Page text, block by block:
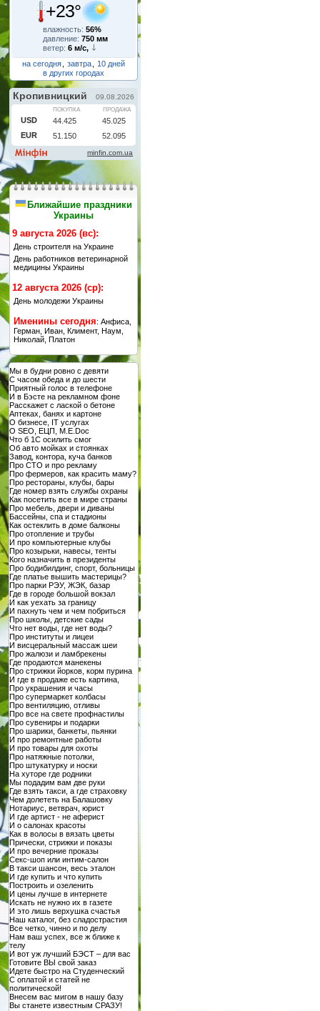
+23°
влажность: 56%
давление: 750 мм
ветер: 6 м/с,
на сегодня
завтра
10 дней
в других городах
Ближайшие праздники
Украины
9 августа 2026 (вс):
День строителя на Украине
День работников ветеринарной
медицины Украины
12 августа 2026 (ср):
День молодежи Украины
Именины сегодня: Анфиса,
Герман, Иван, Климент, Наум,
Николай, Платон
Мы в будни ровно с девяти
С часом обеда и до шести
Приятный голос в телефоне
И в Бэсте на рекламном фоне
Расскажет с лаской о бетоне
Аптеках, банях и картоне
О бизнесе, IT услугах
О SEO, ЕЦП, M.E.Doc
Что б 1С осилить смог
Об авто мойках и стоянках
Завод, контора, куча банков
Про СТО и про рекламу
Про фермеров, как красить маму?
Про рестораны, клубы, бары
Где номер взять службы охраны
Как посетить все в мире страны
Про мебель, двери и диваны
Бассейны, спа и стадионы
Как остеклить в доме балконы
Про отопление и трубы
И про компьютерные клубы
Про козырьки, навесы, тенты
Кого назначить в президенты
Про бодибилдинг, спорт, больницы
Где платье вышить мастерицы?
Про парки РЭУ, ЖЭК, базар
Где в городе большой вокзал
И как уехать за границу
И пахнуть чем и чем побриться
Про школы, детские сады
Что нет воды, где нет воды?
Про институты и лицеи
И висцеральный массаж шеи
Про жалюзи и ламбрекены
Где продаются манекены
Про стрижки йорков, корм пурина
И где в продаже есть картина,
Про украшения и часы
Про супермаркет колбасы
Про вентиляцию, отливы
Про все на свете профнастилы
Про сувениры и подарки
Про шарики, банкеты, пьянки
И про ремонтные работы
И про товары для охоты
Про натяжные потолки,
Про штукатурку и носки
На хуторе где родники
Мы подадим вам две руки
Где взять такси, а где страховку
Чем долететь на Балашовку
Нотариус, ветврач, юрист
И где артист - не аферист
И о салонах красоты
Как в волосы в вязать цветы
Прически, стрижки и показы
И про вечерние проказы
Секс-шоп или интим-салон
В такси шансон, весь эталон
И где купить и что купить
Построить и озеленить
И цены лучше в интернете
Искать не нужно их в газете
И это лишь верхушка счастья
Наш каталог, без сладострастия
Все четко, чинно и по делу
Нам ваш успех, все ж ближе к
телу
И вот уж лучший БЭСТ – для вас
Готовите ВЫ свой заказ
Идете быстро на Студенческий
С оплатой и статей не
политической!
Внесем вас мигом в нашу базу
Вы станете известным СРАЗУ!